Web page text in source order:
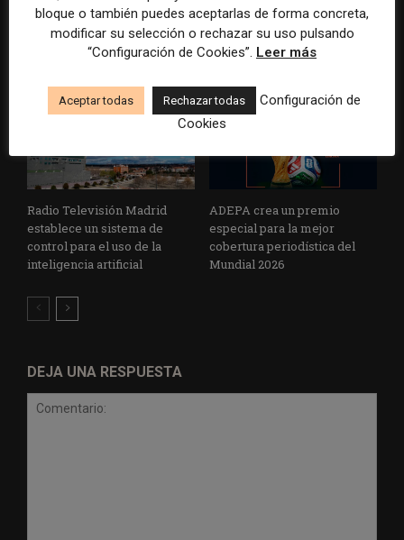
cooperativa pierde 38.542
euros
Brasil, España y El Salvador
sobre el poder, la memoria y
la violencia
Radio Televisión Madrid
establece un sistema de
control para el uso de la
inteligencia artificial
ADEPA crea un premio
especial para la mejor
cobertura periodística del
Mundial 2026
DEJA UNA RESPUESTA
bloque o también puedes aceptarlas de forma concreta,
modificar su selección o rechazar su uso pulsando
“Configuración de Cookies”. Leer más
Aceptar todas Rechazar todas
Configuración de
Cookies